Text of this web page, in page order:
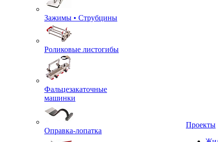
Зажимы • Струбцины
Роликовые листогибы
Фальцезакаточные
машинки
Оправка-лопатка
Проекты